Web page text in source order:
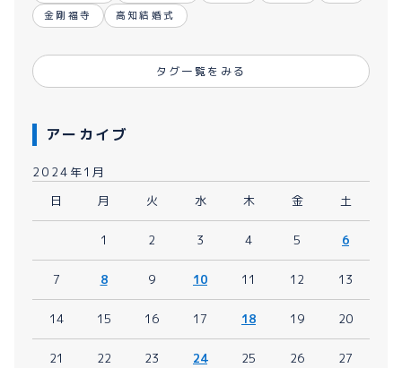
金剛福寺
高知結婚式
タグ一覧をみる
アーカイブ
2024年1月
日
月 火 水 木 金 土
1 2 3 4 5 6
7 8 9 10 11 12 13
14 15 16 17 18 19 20
21 22 23 24 25 26 27